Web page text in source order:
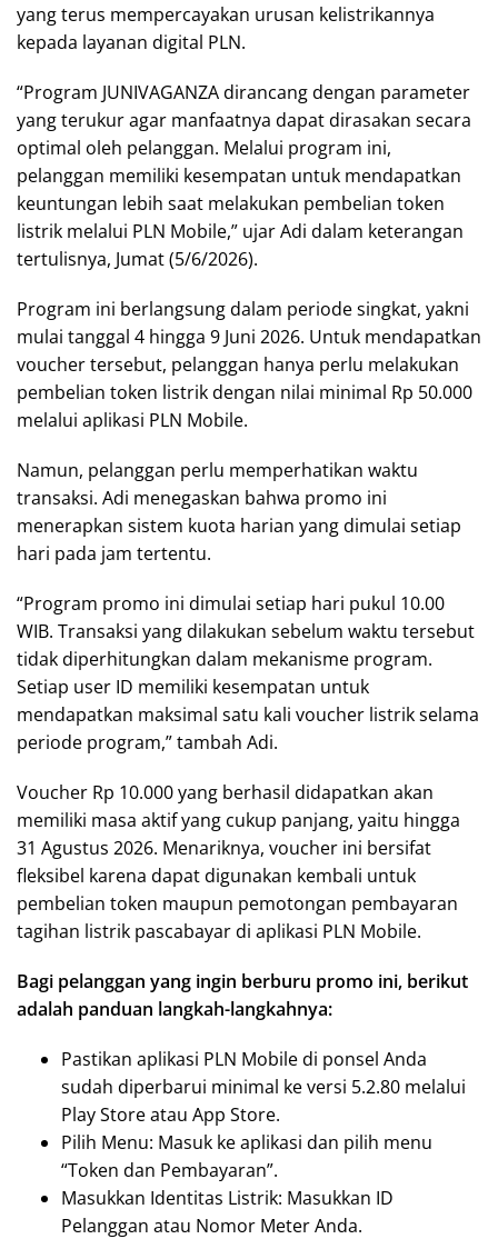
yang terus mempercayakan urusan kelistrikannya
kepada layanan digital PLN.
“Program JUNIVAGANZA dirancang dengan parameter
yang terukur agar manfaatnya dapat dirasakan secara
optimal oleh pelanggan. Melalui program ini,
pelanggan memiliki kesempatan untuk mendapatkan
keuntungan lebih saat melakukan pembelian token
listrik melalui PLN Mobile,” ujar Adi dalam keterangan
tertulisnya, Jumat (5/6/2026).
Program ini berlangsung dalam periode singkat, yakni
mulai tanggal 4 hingga 9 Juni 2026. Untuk mendapatkan
voucher tersebut, pelanggan hanya perlu melakukan
pembelian token listrik dengan nilai minimal Rp 50.000
melalui aplikasi PLN Mobile.
Namun, pelanggan perlu memperhatikan waktu
transaksi. Adi menegaskan bahwa promo ini
menerapkan sistem kuota harian yang dimulai setiap
hari pada jam tertentu.
“Program promo ini dimulai setiap hari pukul 10.00
WIB. Transaksi yang dilakukan sebelum waktu tersebut
tidak diperhitungkan dalam mekanisme program.
Setiap user ID memiliki kesempatan untuk
mendapatkan maksimal satu kali voucher listrik selama
periode program,” tambah Adi.
Voucher Rp 10.000 yang berhasil didapatkan akan
memiliki masa aktif yang cukup panjang, yaitu hingga
31 Agustus 2026. Menariknya, voucher ini bersifat
fleksibel karena dapat digunakan kembali untuk
pembelian token maupun pemotongan pembayaran
tagihan listrik pascabayar di aplikasi PLN Mobile.
Bagi pelanggan yang ingin berburu promo ini, berikut
adalah panduan langkah-langkahnya:
Pastikan aplikasi PLN Mobile di ponsel Anda
sudah diperbarui minimal ke versi 5.2.80 melalui
Play Store atau App Store.
Pilih Menu: Masuk ke aplikasi dan pilih menu
“Token dan Pembayaran”.
Masukkan Identitas Listrik: Masukkan ID
Pelanggan atau Nomor Meter Anda.